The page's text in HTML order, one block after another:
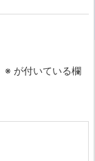
※ が付いている欄